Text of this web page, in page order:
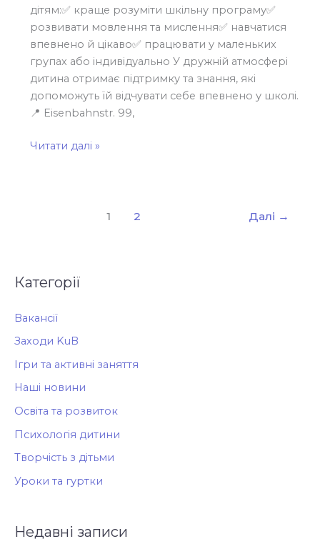
дітям:✅ краще розуміти шкільну програму✅
розвивати мовлення та мислення✅ навчатися
впевнено й цікаво✅ працювати у маленьких
групах або індивідуально У дружній атмосфері
дитина отримає підтримку та знання, які
допоможуть їй відчувати себе впевнено у школі.
📍 Eisenbahnstr. 99,
Читати далі »
1 2 Далі →
Категорії
Вакансії
Заходи KuB
Ігри та активні заняття
Наші новини
Освіта та розвиток
Психологія дитини
Творчість з дітьми
Уроки та гуртки
Недавні записи